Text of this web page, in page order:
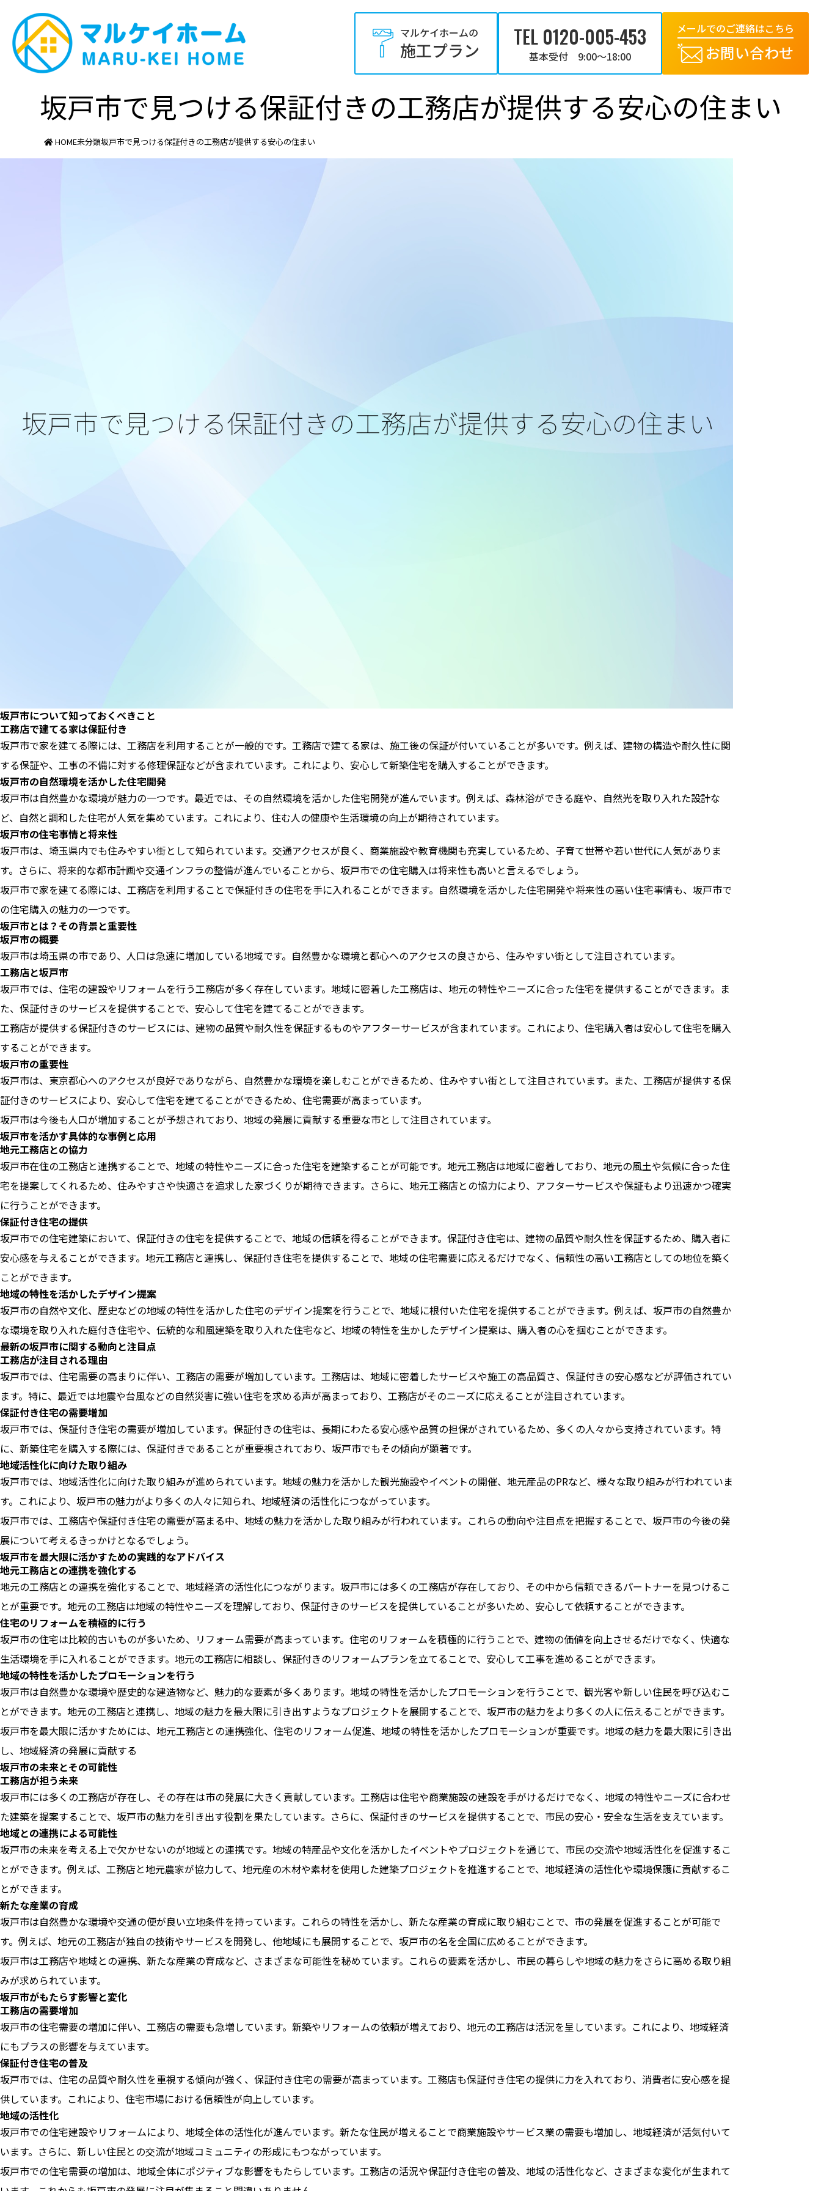
マルケイホームの
施工プラン TEL 0120-005-453
基本受付 9:00～18:00
メールでのご連絡はこちら
お問い合わせ
坂戸市で見つける保証付きの工務店が提供する安心の住まい
HOME未分類坂戸市で見つける保証付きの工務店が提供する安心の住まい
坂戸市について知っておくべきこと
工務店で建てる家は保証付き
坂戸市で家を建てる際には、工務店を利用することが一般的です。工務店で建てる家は、施工後の保証が付いていることが多いです。例えば、建物の構造や耐久性に関
する保証や、工事の不備に対する修理保証などが含まれています。これにより、安心して新築住宅を購入することができます。
坂戸市の自然環境を活かした住宅開発
坂戸市は自然豊かな環境が魅力の一つです。最近では、その自然環境を活かした住宅開発が進んでいます。例えば、森林浴ができる庭や、自然光を取り入れた設計な
ど、自然と調和した住宅が人気を集めています。これにより、住む人の健康や生活環境の向上が期待されています。
坂戸市の住宅事情と将来性
坂戸市は、埼玉県内でも住みやすい街として知られています。交通アクセスが良く、商業施設や教育機関も充実しているため、子育て世帯や若い世代に人気がありま
す。さらに、将来的な都市計画や交通インフラの整備が進んでいることから、坂戸市での住宅購入は将来性も高いと言えるでしょう。
坂戸市で家を建てる際には、工務店を利用することで保証付きの住宅を手に入れることができます。自然環境を活かした住宅開発や将来性の高い住宅事情も、坂戸市で
の住宅購入の魅力の一つです。
坂戸市とは？その背景と重要性
坂戸市の概要
坂戸市は埼玉県の市であり、人口は急速に増加している地域です。自然豊かな環境と都心へのアクセスの良さから、住みやすい街として注目されています。
工務店と坂戸市
坂戸市では、住宅の建設やリフォームを行う工務店が多く存在しています。地域に密着した工務店は、地元の特性やニーズに合った住宅を提供することができます。ま
た、保証付きのサービスを提供することで、安心して住宅を建てることができます。
工務店が提供する保証付きのサービスには、建物の品質や耐久性を保証するものやアフターサービスが含まれています。これにより、住宅購入者は安心して住宅を購入
することができます。
坂戸市の重要性
坂戸市は、東京都心へのアクセスが良好でありながら、自然豊かな環境を楽しむことができるため、住みやすい街として注目されています。また、工務店が提供する保
証付きのサービスにより、安心して住宅を建てることができるため、住宅需要が高まっています。
坂戸市は今後も人口が増加することが予想されており、地域の発展に貢献する重要な市として注目されています。
坂戸市を活かす具体的な事例と応用
地元工務店との協力
坂戸市在住の工務店と連携することで、地域の特性やニーズに合った住宅を建築することが可能です。地元工務店は地域に密着しており、地元の風土や気候に合った住
宅を提案してくれるため、住みやすさや快適さを追求した家づくりが期待できます。さらに、地元工務店との協力により、アフターサービスや保証もより迅速かつ確実
に行うことができます。
保証付き住宅の提供
坂戸市での住宅建築において、保証付きの住宅を提供することで、地域の信頼を得ることができます。保証付き住宅は、建物の品質や耐久性を保証するため、購入者に
安心感を与えることができます。地元工務店と連携し、保証付き住宅を提供することで、地域の住宅需要に応えるだけでなく、信頼性の高い工務店としての地位を築く
ことができます。
地域の特性を活かしたデザイン提案
坂戸市の自然や文化、歴史などの地域の特性を活かした住宅のデザイン提案を行うことで、地域に根付いた住宅を提供することができます。例えば、坂戸市の自然豊か
な環境を取り入れた庭付き住宅や、伝統的な和風建築を取り入れた住宅など、地域の特性を生かしたデザイン提案は、購入者の心を掴むことができます。
最新の坂戸市に関する動向と注目点
工務店が注目される理由
坂戸市では、住宅需要の高まりに伴い、工務店の需要が増加しています。工務店は、地域に密着したサービスや施工の高品質さ、保証付きの安心感などが評価されてい
ます。特に、最近では地震や台風などの自然災害に強い住宅を求める声が高まっており、工務店がそのニーズに応えることが注目されています。
保証付き住宅の需要増加
坂戸市では、保証付き住宅の需要が増加しています。保証付きの住宅は、長期にわたる安心感や品質の担保がされているため、多くの人々から支持されています。特
に、新築住宅を購入する際には、保証付きであることが重要視されており、坂戸市でもその傾向が顕著です。
地域活性化に向けた取り組み
坂戸市では、地域活性化に向けた取り組みが進められています。地域の魅力を活かした観光施設やイベントの開催、地元産品のPRなど、様々な取り組みが行われていま
す。これにより、坂戸市の魅力がより多くの人々に知られ、地域経済の活性化につながっています。
坂戸市では、工務店や保証付き住宅の需要が高まる中、地域の魅力を活かした取り組みが行われています。これらの動向や注目点を把握することで、坂戸市の今後の発
展について考えるきっかけとなるでしょう。
坂戸市を最大限に活かすための実践的なアドバイス
地元工務店との連携を強化する
地元の工務店との連携を強化することで、地域経済の活性化につながります。坂戸市には多くの工務店が存在しており、その中から信頼できるパートナーを見つけるこ
とが重要です。地元の工務店は地域の特性やニーズを理解しており、保証付きのサービスを提供していることが多いため、安心して依頼することができます。
住宅のリフォームを積極的に行う
坂戸市の住宅は比較的古いものが多いため、リフォーム需要が高まっています。住宅のリフォームを積極的に行うことで、建物の価値を向上させるだけでなく、快適な
生活環境を手に入れることができます。地元の工務店に相談し、保証付きのリフォームプランを立てることで、安心して工事を進めることができます。
地域の特性を活かしたプロモーションを行う
坂戸市は自然豊かな環境や歴史的な建造物など、魅力的な要素が多くあります。地域の特性を活かしたプロモーションを行うことで、観光客や新しい住民を呼び込むこ
とができます。地元の工務店と連携し、地域の魅力を最大限に引き出すようなプロジェクトを展開することで、坂戸市の魅力をより多くの人に伝えることができます。
坂戸市を最大限に活かすためには、地元工務店との連携強化、住宅のリフォーム促進、地域の特性を活かしたプロモーションが重要です。地域の魅力を最大限に引き出
し、地域経済の発展に貢献する
坂戸市の未来とその可能性
工務店が担う未来
坂戸市には多くの工務店が存在し、その存在は市の発展に大きく貢献しています。工務店は住宅や商業施設の建設を手がけるだけでなく、地域の特性やニーズに合わせ
た建築を提案することで、坂戸市の魅力を引き出す役割を果たしています。さらに、保証付きのサービスを提供することで、市民の安心・安全な生活を支えています。
地域との連携による可能性
坂戸市の未来を考える上で欠かせないのが地域との連携です。地域の特産品や文化を活かしたイベントやプロジェクトを通じて、市民の交流や地域活性化を促進するこ
とができます。例えば、工務店と地元農家が協力して、地元産の木材や素材を使用した建築プロジェクトを推進することで、地域経済の活性化や環境保護に貢献するこ
とができます。
新たな産業の育成
坂戸市は自然豊かな環境や交通の便が良い立地条件を持っています。これらの特性を活かし、新たな産業の育成に取り組むことで、市の発展を促進することが可能で
す。例えば、地元の工務店が独自の技術やサービスを開発し、他地域にも展開することで、坂戸市の名を全国に広めることができます。
坂戸市は工務店や地域との連携、新たな産業の育成など、さまざまな可能性を秘めています。これらの要素を活かし、市民の暮らしや地域の魅力をさらに高める取り組
みが求められています。
坂戸市がもたらす影響と変化
工務店の需要増加
坂戸市の住宅需要の増加に伴い、工務店の需要も急増しています。新築やリフォームの依頼が増えており、地元の工務店は活況を呈しています。これにより、地域経済
にもプラスの影響を与えています。
保証付き住宅の普及
坂戸市では、住宅の品質や耐久性を重視する傾向が強く、保証付き住宅の需要が高まっています。工務店も保証付き住宅の提供に力を入れており、消費者に安心感を提
供しています。これにより、住宅市場における信頼性が向上しています。
地域の活性化
坂戸市での住宅建設やリフォームにより、地域全体の活性化が進んでいます。新たな住民が増えることで商業施設やサービス業の需要も増加し、地域経済が活気付いて
います。さらに、新しい住民との交流が地域コミュニティの形成にもつながっています。
坂戸市での住宅需要の増加は、地域全体にポジティブな影響をもたらしています。工務店の活況や保証付き住宅の普及、地域の活性化など、さまざまな変化が生まれて